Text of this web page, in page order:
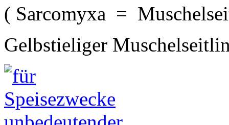
( Sarcomyxa =
Gelbstieliger